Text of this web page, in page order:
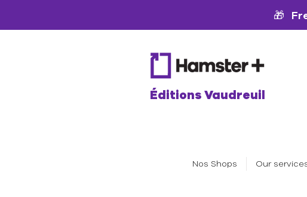
🎁
Éditions Vaudreuil
Nos Shops Our